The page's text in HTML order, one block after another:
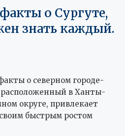
о Сургуте,
знать каждый.
о северном городе-
расположенный в Ханты-
округе, привлекает
быстрым ростом